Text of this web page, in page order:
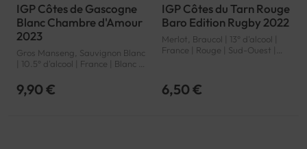
IGP Côtes de Gascogne
Blanc Chambre d'Amour
2023
Gros Manseng, Sauvignon Blanc
| 10.5° d'alcool | France | Blanc |
| IGP
9,90 €
IGP Côtes du Tarn Rouge
Baro Edition Rugby 2022
Merlot, Braucol | 13° d'alcool |
France | Rouge | Sud-Ouest |
6,50 €